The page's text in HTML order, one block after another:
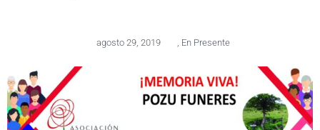
agosto 29, 2019 , En Presente